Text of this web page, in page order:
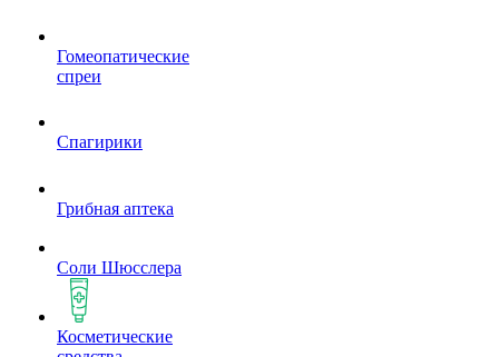
Гомеопатические
спреи
Спагирики
Грибная аптека
Соли Шюсслера
Косметические